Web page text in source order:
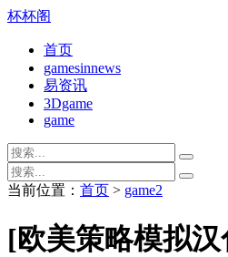
杯杯阁
首页
gamesinnews
易资讯
3Dgame
game
当前位置： 首页 > game2
[欧美策略模拟